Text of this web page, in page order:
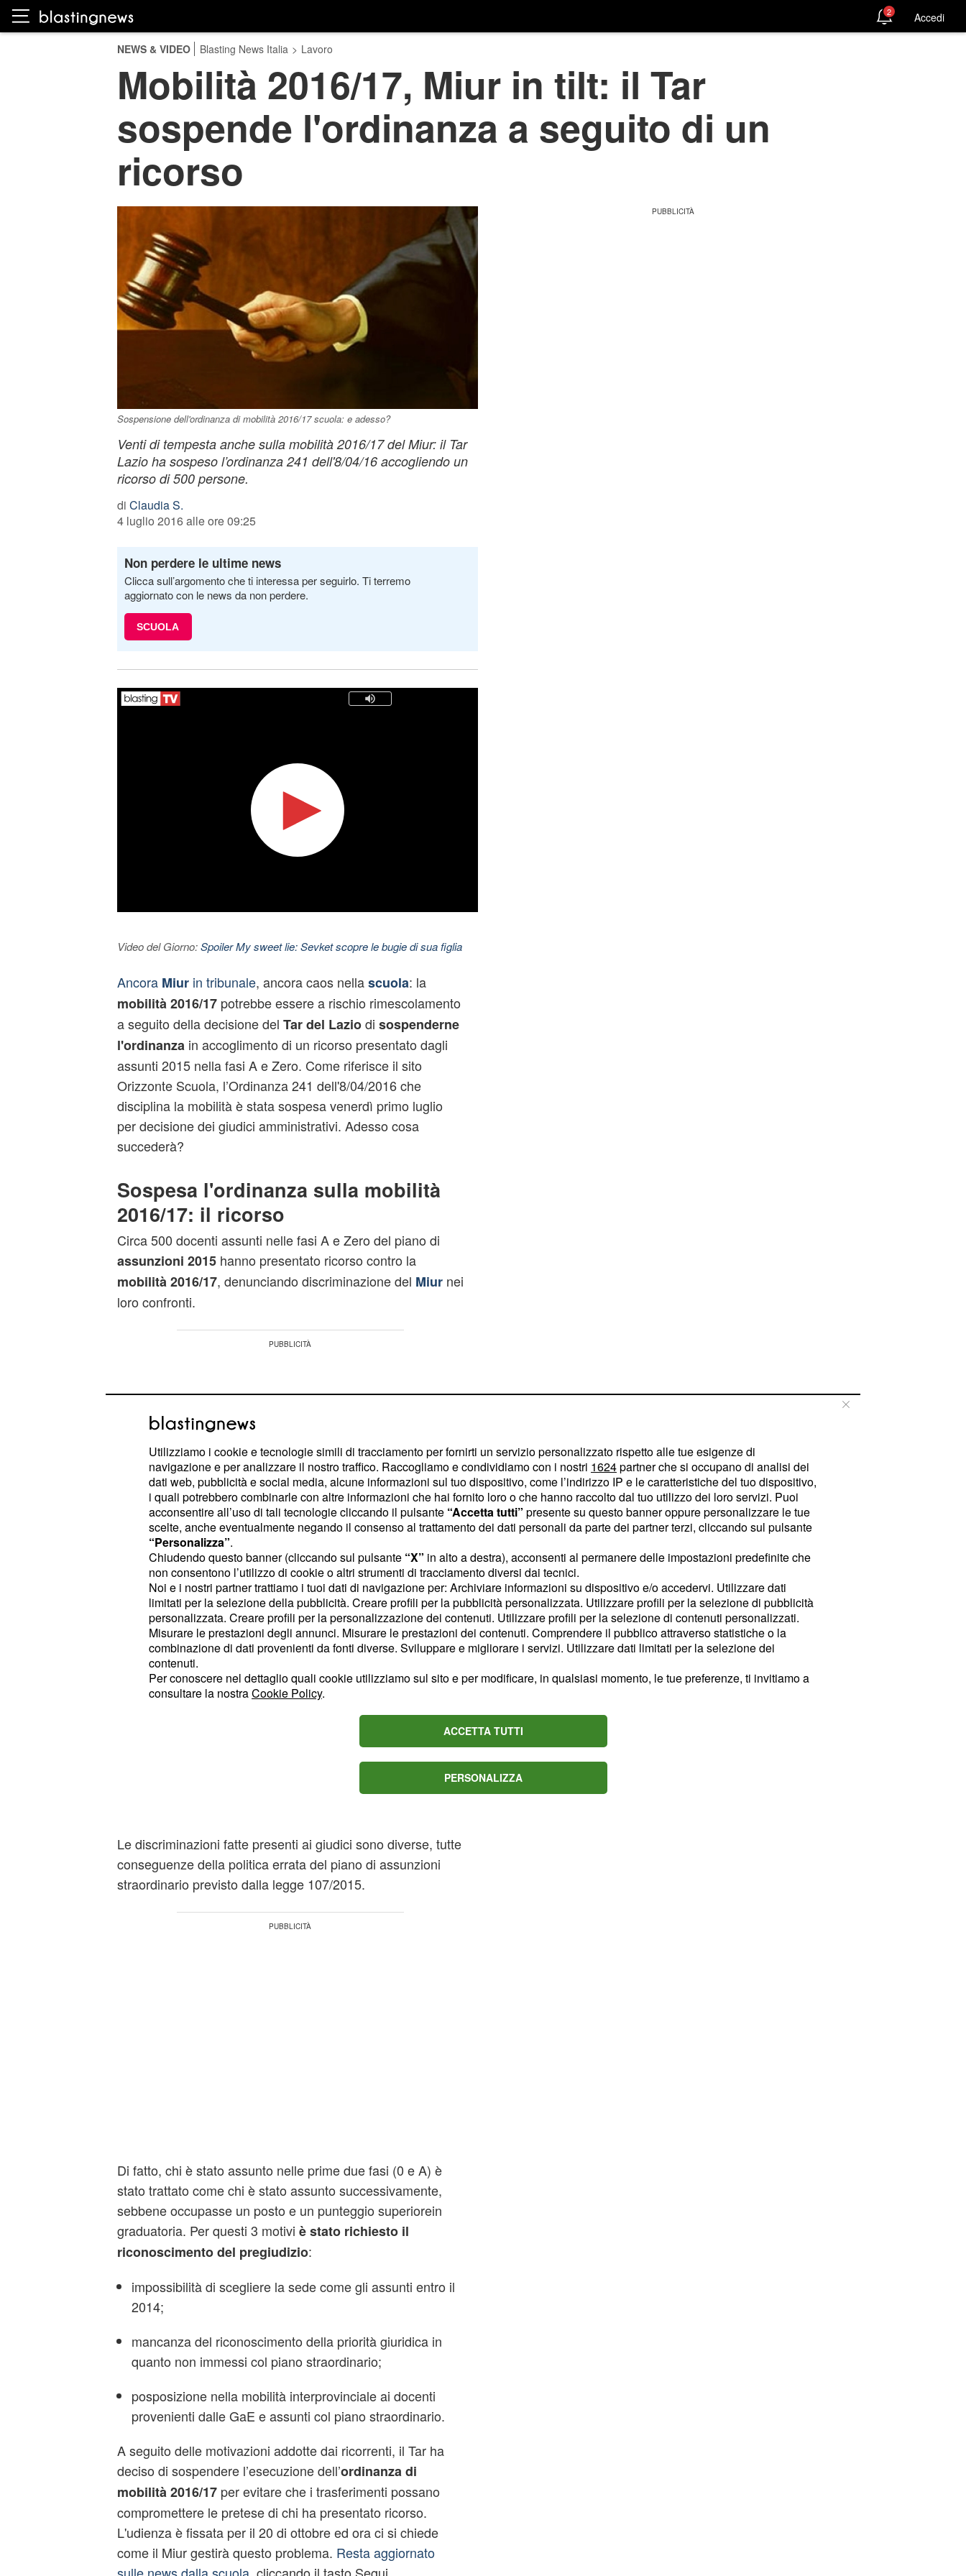
2 Accedi
NEWS & VIDEO Blasting News Italia > Lavoro
Mobilità 2016/17, Miur in tilt: il Tar
sospende l'ordinanza a seguito di un
ricorso
Sospensione dell'ordinanza di mobilità 2016/17 scuola: e adesso?
Venti di tempesta anche sulla mobilità 2016/17 del Miur: il Tar
Lazio ha sospeso l’ordinanza 241 dell'8/04/16 accogliendo un
ricorso di 500 persone.
di Claudia S.
4 luglio 2016 alle ore 09:25
Non perdere le ultime news
Clicca sull’argomento che ti interessa per seguirlo. Ti terremo
aggiornato con le news da non perdere.
SCUOLA
Video del Giorno:Spoiler My sweet lie: Sevket scopre le bugie di sua figlia
Ancora Miurin tribunale, ancora caos nellascuola: la
mobilità 2016/17potrebbe essere a rischio rimescolamento
a seguito della decisione del Tar del Laziodi sospenderne
l'ordinanza in accoglimento di un ricorso presentato dagli
assunti 2015 nella fasi A e Zero. Come riferisce il sito
Orizzonte Scuola, l’Ordinanza 241 dell'8/04/2016 che
disciplina la mobilità è stata sospesa venerdì primo luglio
per decisione dei giudici amministrativi. Adesso cosa
succederà?
Sospesa l'ordinanza sulla mobilità
2016/17: il ricorso
Circa 500 docenti assunti nelle fasi A e Zero del piano di
assunzioni 2015hanno presentato ricorso contro la
mobilità 2016/17, denunciando discriminazione del Miurnei
loro confronti.
Hanno fatto presente ai giudici che i loro contratti non
derivavano dal piano straordinario di Renzi per intervenire
contro il precariato, ma dalle procedure ordinarie (Art 399
del DL 297/1994) per la copertura dei posti dell’organico di
diritto. Le loro assunzioni sarebbero dovute avvenire entro il
2014, ma hanno subito uno slittamento. Questa ha
assunto nel 2014 e loro, evidente soprattutto nella mobilità
2016, dove chi è stato assunto entro il 2014 ha ottenuto la
possibilità di scegliere la sede scolastica, mentre gli assunti
in Fase A e 0 si contendono i posti negli ambiti con tutti gli
Le discriminazioni fatte presenti ai giudici sono diverse, tutte
conseguenze della politica errata del piano di assunzioni
straordinario previsto dalla legge 107/2015.
Di fatto, chi è stato assunto nelle prime due fasi (0 e A) è
stato trattato come chi è stato assunto successivamente,
sebbene occupasse un posto e un punteggio superiorein
graduatoria. Per questi 3 motivi è stato richiesto il
riconoscimento del pregiudizio:
impossibilità di scegliere la sede come gli assunti entro il
2014;
mancanza del riconoscimento della priorità giuridica in
quanto non immessi col piano straordinario;
posposizione nella mobilità interprovinciale ai docenti
provenienti dalle GaE e assunti col piano straordinario.
A seguito delle motivazioni addotte dai ricorrenti, il Tar ha
deciso di sospendere l’esecuzione dell’ordinanza di
mobilità 2016/17per evitare che i trasferimenti possano
compromettere le pretese di chi ha presentato ricorso.
L'udienza è fissata per il 20 di ottobre ed ora ci si chiede
come il Miur gestirà questo problema. Resta aggiornato
Utilizziamo i cookie e tecnologie simili di tracciamento per fornirti un servizio personalizzato rispetto alle tue esigenze di
navigazione e per analizzare il nostro traffico. Raccogliamo e condividiamo con i nostri 1624partner che si occupano di analisi dei
dati web, pubblicità e social media, alcune informazioni sul tuo dispositivo, come l’indirizzo IP e le caratteristiche del tuo dispositivo,
i quali potrebbero combinarle con altre informazioni che hai fornito loro o che hanno raccolto dal tuo utilizzo dei loro servizi. Puoi
acconsentire all’uso di tali tecnologie cliccando il pulsante “Accetta tutti” presente su questo banner oppure personalizzare le tue
scelte, anche eventualmente negando il consenso al trattamento dei dati personali da parte dei partner terzi, cliccando sul pulsante
“Personalizza”.
Chiudendo questo banner (cliccando sul pulsante “X” in alto a destra), acconsenti al permanere delle impostazioni predefinite che
non consentono l’utilizzo di cookie o altri strumenti di tracciamento diversi dai tecnici.
Noi e i nostri partner trattiamo i tuoi dati di navigazione per: Archiviare informazioni su dispositivo e/o accedervi. Utilizzare dati
limitati per la selezione della pubblicità. Creare profili per la pubblicità personalizzata. Utilizzare profili per la selezione di pubblicità
personalizzata. Creare profili per la personalizzazione dei contenuti. Utilizzare profili per la selezione di contenuti personalizzati.
Misurare le prestazioni degli annunci. Misurare le prestazioni dei contenuti. Comprendere il pubblico attraverso statistiche o la
combinazione di dati provenienti da fonti diverse. Sviluppare e migliorare i servizi. Utilizzare dati limitati per la selezione dei
contenuti.
Per conoscere nel dettaglio quali cookie utilizziamo sul sito e per modificare, in qualsiasi momento, le tue preferenze, ti invitiamo a
consultare la nostraCookie Policy.
ACCETTA TUTTI
PERSONALIZZA